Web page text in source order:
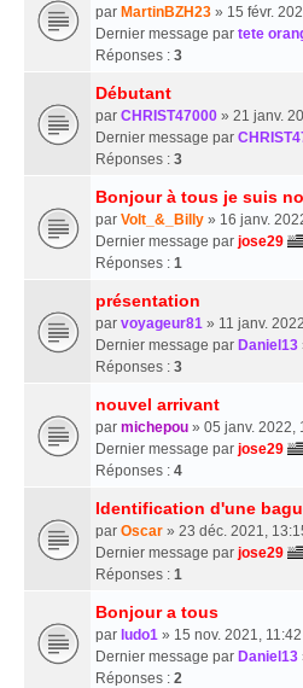
par MartinBZH23 » 15 févr.
Dernier message par tete
Réponses : 3
Débutant
par CHRIST47000 » 21 janv.
Dernier message par
Réponses : 3
Bonjour à tous je suis
par Volt_&_Billy » 16 janv.
Dernier message par jose29
Réponses : 1
présentation
par voyageur81 » 11 janv.
Dernier message par Daniel13
Réponses : 3
nouvel arrivant
par michepou » 05 janv. 2022,
Dernier message par jose29
Réponses : 4
Identification d'une
par Oscar » 23 déc. 2021,
Dernier message par jose29
Réponses : 1
Bonjour a tous
par ludo1 » 15 nov. 2021, 11:42
Dernier message par Daniel13
Réponses : 2